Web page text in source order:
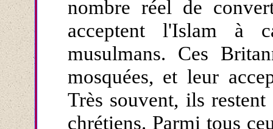
nombre réel de
acceptent l'Islam à
musulmans. Ces
mosquées, et leur
Très souvent, ils
chrétiens. Parmi tous